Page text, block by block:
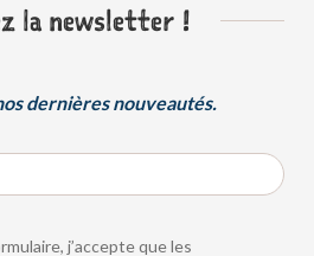
la newsletter !
dernières nouveautés.
j’accepte que les